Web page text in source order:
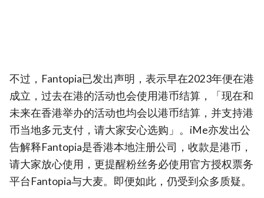
不过，Fantopia已发出声明，表示早在2023年便在港
成立，过去在港的活动也会使用港币结算，「现在和
未来在香港举办的活动也均会以港币结算，并支持港
币当地多元支付，请大家安心选购」。iMe亦发出公
告解释Fantopia是香港本地注册公司，收款是港币，
请大家放心使用，更提醒粉丝务必使用官方授权票务
平台Fantopia与大麦。即便如此，仍受到众多质疑。